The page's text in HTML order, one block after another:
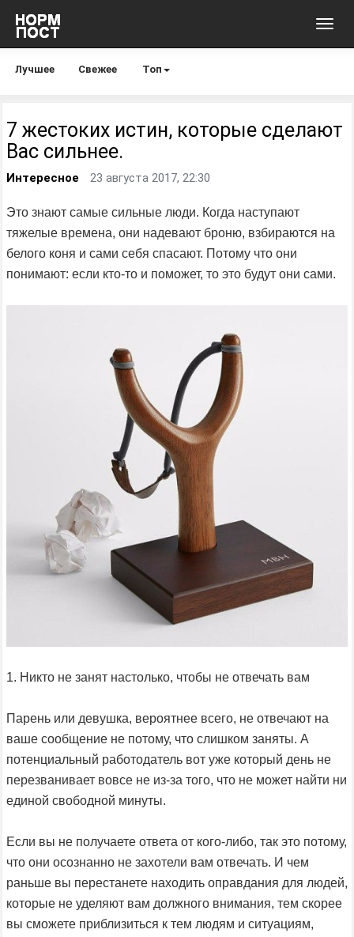
Лучшее Свежее Топ
7 жестоких истин, которые сделают
Вас сильнее.
Интересное 23 августа 2017, 22:30
Это знают самые сильные люди. Когда наступают
тяжелые времена, они надевают броню, взбираются на
белого коня и сами себя спасают. Потому что они
понимают: если кто-то и поможет, то это будут они сами.
1. Никто не занят настолько, чтобы не отвечать вам
Парень или девушка, вероятнее всего, не отвечают на
ваше сообщение не потому, что слишком заняты. А
потенциальный работодатель вот уже который день не
перезванивает вовсе не из-за того, что не может найти ни
единой свободной минуты.
Если вы не получаете ответа от кого-либо, так это потому,
что они осознанно не захотели вам отвечать. И чем
раньше вы перестанете находить оправдания для людей,
которые не уделяют вам должного внимания, тем скорее
вы сможете приблизиться к тем людям и ситуациям,